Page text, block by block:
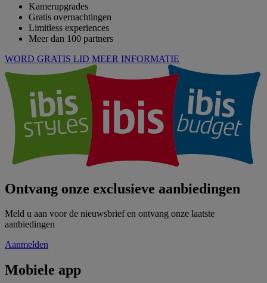
Kamerupgrades
Gratis overnachtingen
Limitless experiences
Meer dan 100 partners
WORD GRATIS LID MEER INFORMATIE
Ontvang onze exclusieve aanbiedingen
Meld u aan voor de nieuwsbrief en ontvang onze laatste
aanbiedingen
Aanmelden
Mobiele app